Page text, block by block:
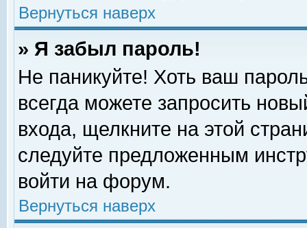
Вернуться наверх
» Я забыл пароль!
Не паникуйте! Хоть ваш
всегда можете запросить
входа, щелкните на этой
следуйте предложенным
войти на форум.
Вернуться наверх